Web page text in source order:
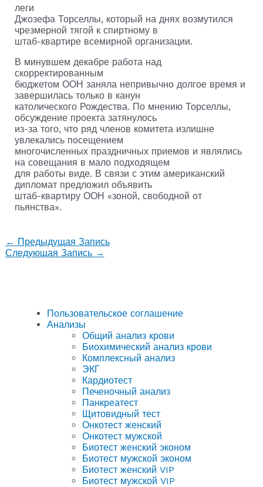
леги
Джозефа Торселлы, который на днях возмутился
чрезмерной тягой к спиртному в
штаб-квартире всемирной организации.
В минувшем декабре работа над
скорректированным
бюджетом ООН заняла непривычно долгое время и
завершилась только в канун
католического Рождества. По мнению Торселлы,
обсуждение проекта затянулось
из-за того, что ряд членов комитета излишне
увлекались посещением
многочисленных праздничных приемов и являлись
на совещания в мало подходящем
для работы виде. В связи с этим американский
дипломат предложил объявить
штаб-квартиру ООН «зоной, свободной от
пьянства».
← Предыдущая Запись
Следующая Запись →
Пользовательское соглашение
Анализы
Общий анализ крови
Биохимический анализ крови
Комплексный анализ
ЭКГ
Кардиотест
Печеночный анализ
Панкреатест
Щитовидный тест
Онкотест женский
Онкотест мужской
Биотест женский эконом
Биотест мужской эконом
Биотест женский VIP
Биотест мужской VIP